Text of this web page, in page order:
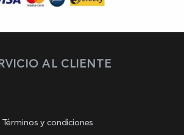
AL CLIENTE
Términos y condiciones